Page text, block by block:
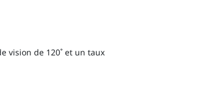
vision de 120˚ et un taux